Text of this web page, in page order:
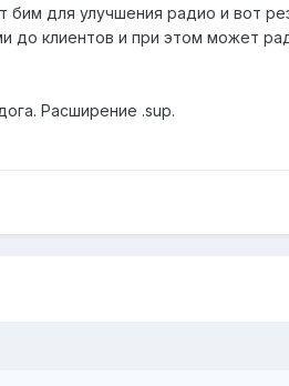
для улучшения радио и вот
до клиентов и при этом может
Расширение .sup.